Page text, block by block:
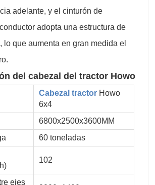
adelante, y el cinturón de
adopta una estructura de
lo que aumenta en gran medida el
del cabezal del tractor Howo
Cabezal tractor Howo
6x4
6800x2500x3600MM
60 toneladas
102
ejes